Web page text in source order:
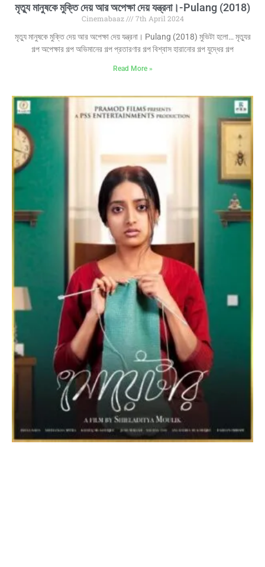
মৃত্যু মানুষকে মুক্তি দেয় আর অপেক্ষা দেয় যন্ত্রনা।-Pulang (2018)
Cinemabaaz
7th April 2024
মৃত্যু মানুষকে মুক্তি দেয় আর অপেক্ষা দেয় যন্ত্রনা। Pulang (2018) মুভিটা হলো… মৃত্যুর
গল্প অপেক্ষার গল্প অভিমানের গল্প প্রতারণার গল্প বিশ্বাস হারানোর গল্প যুদ্ধের গল্প
Read More »